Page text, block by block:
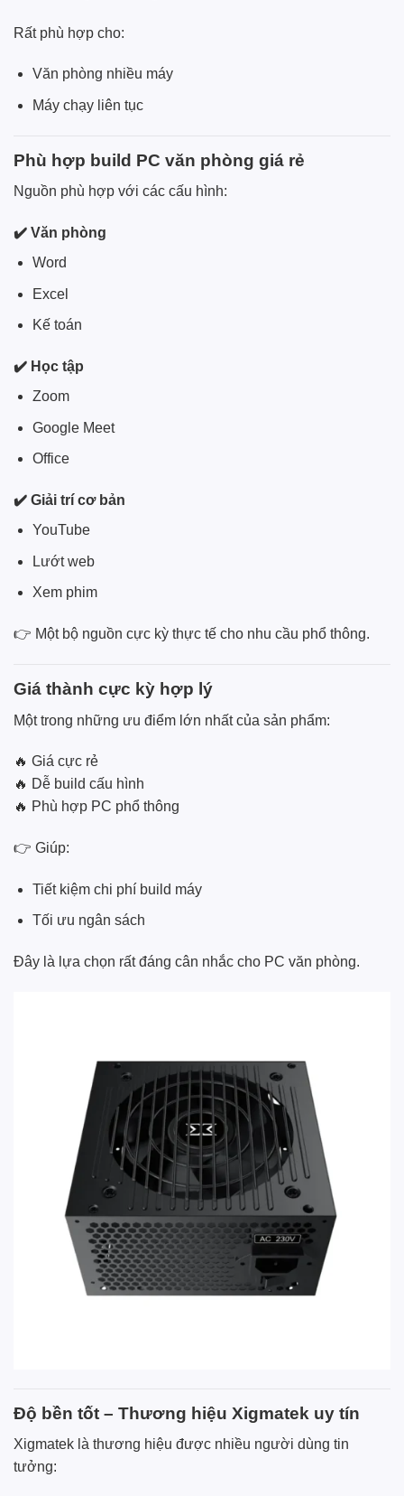
Rất phù hợp cho:
Văn phòng nhiều máy
Máy chạy liên tục
Phù hợp build PC văn phòng giá rẻ
Nguồn phù hợp với các cấu hình:
✔️ Văn phòng
Word
Excel
Kế toán
✔️ Học tập
Zoom
Google Meet
Office
✔️ Giải trí cơ bản
YouTube
Lướt web
Xem phim
👉 Một bộ nguồn cực kỳ thực tế cho nhu cầu phổ thông.
Giá thành cực kỳ hợp lý
Một trong những ưu điểm lớn nhất của sản phẩm:
🔥 Giá cực rẻ
🔥 Dễ build cấu hình
🔥 Phù hợp PC phổ thông
👉 Giúp:
Tiết kiệm chi phí build máy
Tối ưu ngân sách
Đây là lựa chọn rất đáng cân nhắc cho PC văn phòng.
Độ bền tốt – Thương hiệu Xigmatek uy tín
Xigmatek là thương hiệu được nhiều người dùng tin
tưởng: